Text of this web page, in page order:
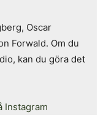
Oscar
Forwald. Om du
kan du göra det
Instagram